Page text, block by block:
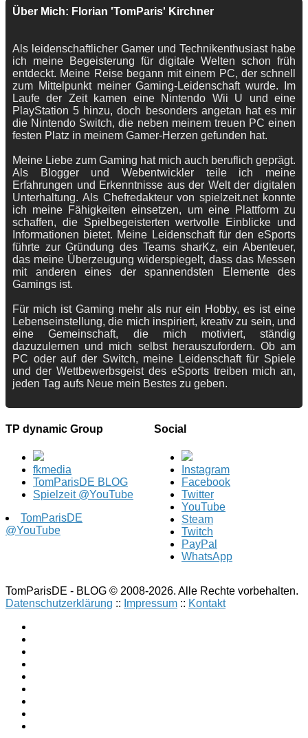
Über Mich: Florian 'TomParis' Kirchner
Als leidenschaftlicher Gamer und Technikenthusiast habe
ich meine Begeisterung für digitale Welten schon früh
entdeckt. Meine Reise begann mit einem PC, der schnell
zum Mittelpunkt meiner Gaming-Leidenschaft wurde. Im
Laufe der Zeit kamen eine Nintendo Wii U und eine
PlayStation 5 hinzu, doch besonders angetan hat es mir
die Nintendo Switch, die neben meinem treuen PC einen
festen Platz in meinem Gamer-Herzen gefunden hat.
Meine Liebe zum Gaming hat mich auch beruflich geprägt.
Als Blogger und Webentwickler teile ich meine
Erfahrungen und Erkenntnisse aus der Welt der digitalen
Unterhaltung. Als Chefredakteur von spielzeit.net konnte
ich meine Fähigkeiten einsetzen, um eine Plattform zu
schaffen, die Spielbegeisterten wertvolle Einblicke und
Informationen bietet. Meine Leidenschaft für den eSports
führte zur Gründung des Teams sharKz, ein Abenteuer,
das meine Überzeugung widerspiegelt, dass das Messen
mit anderen eines der spannendsten Elemente des
Gamings ist.
Für mich ist Gaming mehr als nur ein Hobby, es ist eine
Lebenseinstellung, die mich inspiriert, kreativ zu sein, und
eine Gemeinschaft, die mich motiviert, ständig
dazuzulernen und mich selbst herauszufordern. Ob am
PC oder auf der Switch, meine Leidenschaft für Spiele
und der Wettbewerbsgeist des eSports treiben mich an,
jeden Tag aufs Neue mein Bestes zu geben.
TP dynamic Group
fkmedia
TomParisDE BLOG
Spielzeit @YouTube
TomParisDE
@YouTube
Social
Instagram
Facebook
Twitter
YouTube
Steam
Twitch
PayPal
WhatsApp
TomParisDE - BLOG © 2008-2026. Alle Rechte vorbehalten.
Datenschutzerklärung :: Impressum :: Kontakt